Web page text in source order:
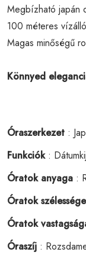
Megbízható japán
100 méteres
Magas minőségű
Könnyed
Óraszerkezet :
Funkciók:
Óratok anyaga :
Óratok szélessége
Óratok
Óraszíj :